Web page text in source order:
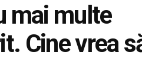
mai multe
Cine vrea